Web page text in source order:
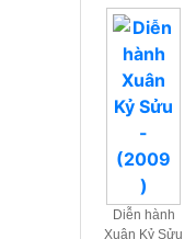
Diễn hành
Xuân Kỷ Sửu